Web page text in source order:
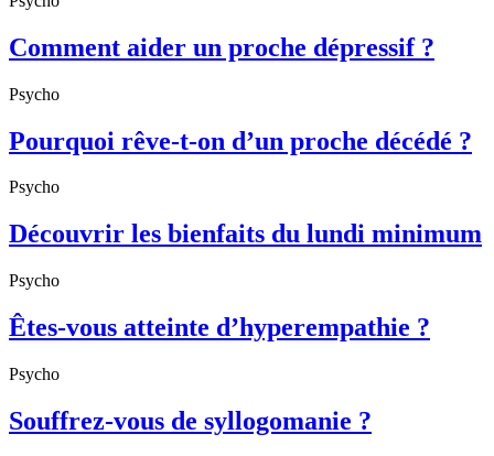
Comment aider un proche dépressif ?
Psycho
Pourquoi rêve-t-on d’un proche décédé ?
Psycho
Découvrir les bienfaits du lundi minimum
Psycho
Êtes-vous atteinte d’hyperempathie ?
Psycho
Souffrez-vous de syllogomanie ?